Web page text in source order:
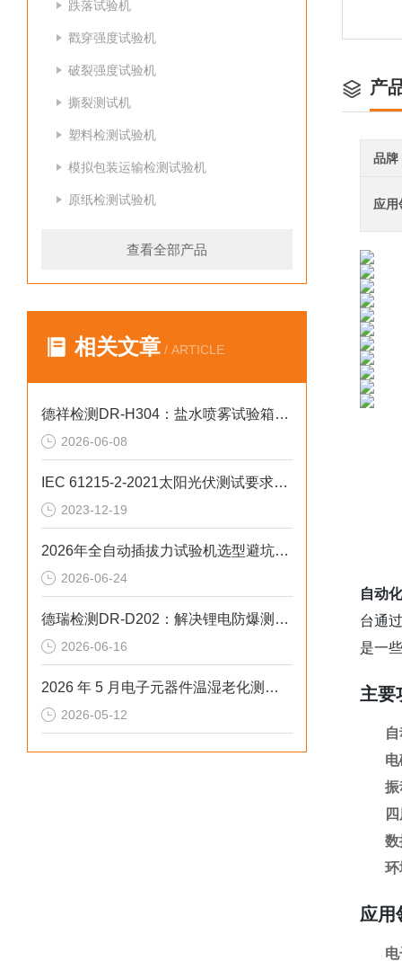
跌落试验机
戳穿强度试验机
破裂强度试验机
撕裂测试机
塑料检测试验机
模拟包装运输检测试验机
原纸检测试验机
查看全部产品
相关文章 / ARTICLE
德祥检测DR-H304：盐水喷雾试验箱偏差失效2026选型标准
2026-06-08
IEC 61215-2-2021太阳光伏测试要求解析
2023-12-19
2026年全自动插拔力试验机选型避坑：别让步进低配拖累检测精度与研发数据
2026-06-24
德瑞检测DR-D202：解决锂电防爆测试失效的2026选型标准
2026-06-16
2026 年 5 月电子元器件温湿老化测试可编程冷热冲击试验箱排行榜
2026-05-12
产
品牌
应用
自动
台通
是一
主要
振
数
环
应用